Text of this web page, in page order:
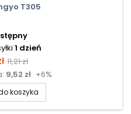
T305
1 dzień
Cena
podstawowa
11,21 zł
9,52 zł +6%
koszyka